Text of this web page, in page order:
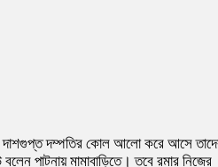
দাশগুপ্ত দম্পতির কোল আলো করে আসে
পাটনায় মামাবাড়িতে। তবে রমার নিজের